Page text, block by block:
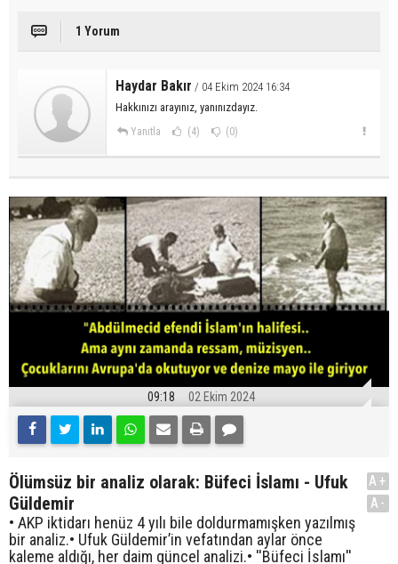
1 Yorum
Haydar Bakır / 04 Ekim 2024 16:34
Hakkınızı arayınız, yanınızdayız.
Yanıtla (4) (0)
09:18 02 Ekim 2024
Ölümsüz bir analiz olarak: Büfeci İslamı - Ufuk
Güldemir
• AKP iktidarı henüz 4 yılı bile doldurmamışken yazılmış
bir analiz.• Ufuk Güldemir’in vefatından aylar önce
kaleme aldığı, her daim güncel analizi.• ''Büfeci İslamı''
A+
A-